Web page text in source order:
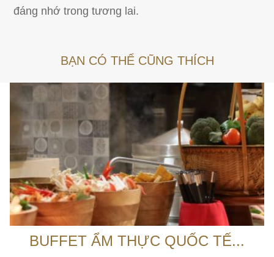
đáng nhớ trong tương lai.
BẠN CÓ THỂ CŨNG THÍCH
BUFFET ẨM THỰC QUỐC TẾ...